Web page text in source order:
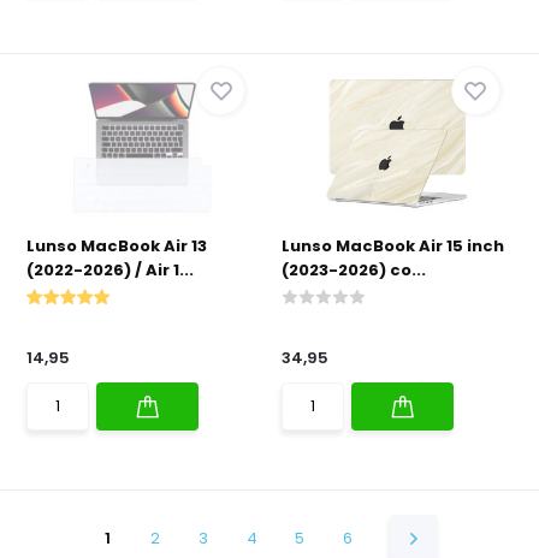
Lunso MacBook Air 13
(2022-2026) / Air 1...
14,95
Lunso MacBook Air 15 inch
(2023-2026) co...
34,95
1 2 3 4 5 6